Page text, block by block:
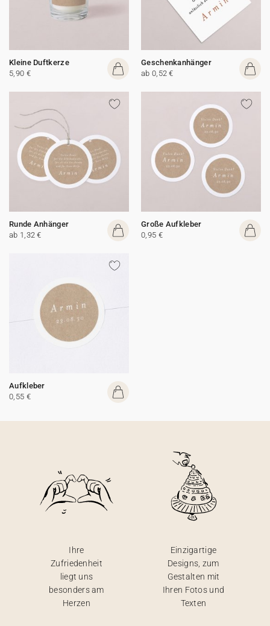
Kleine Duftkerze
5,90 €
Geschenkanhänger
ab 0,52 €
Runde Anhänger
ab 1,32 €
Große Aufkleber
0,95 €
Aufkleber
0,55 €
Ihre
Zufriedenheit
liegt uns
besonders am
Herzen
Einzigartige
Designs, zum
Gestalten mit
Ihren Fotos und
Texten